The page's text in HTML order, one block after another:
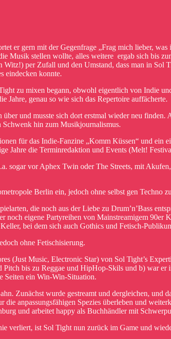
er gern mit der Gegenfrage „Frag mich lieber,
Musik stellen wollte, alles weitere ergab sich bis
per Zufall und den Umstand, dass man in Sol
eindecken konnte.
zu mixen begann, obwohl eigentlich von Indie
Jahre, genau so wie sich das Repertoire auffächerte.
und musste sich dort erstmal wieder neu
Schwenk hin zum Musikjournalismus.
für das Indie-Fanzine „Komm Küssen“ und ein
Jahre die Terminredaktion und Events (Melt!
sogar vor Aphex Twin oder The Streets, mit
Berlin ein, jedoch ohne selbst gen Techno
die noch aus der Liebe zu Drum’n’Bass
noch eigene Partyreihen von Mainstreamigem
bei dem sich auch Gothics und Fetisch-
ohne Fetischisierung.
(Just Music, Electronic Star) von Sol Tight’s
bis zu Reggae und HipHop-Skils und b) war
Seiten ein Win-Win-Situation.
Zunächst wurde gestreamt und dergleichen, und
die anpassungsfähigen Spezies überleben und
und arbeitet happy als Buchhändler mit
verliert, ist Sol Tight nun zurück im Game und